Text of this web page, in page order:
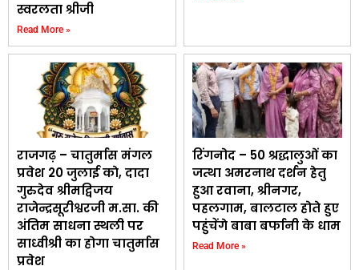
स्वरलता श्रीजी
Read More »
राजगढ़ – चातुर्मास मंगल
प्रवेश 20 जुलाई काे, दादा
गुरुदेव श्रीमद्विजय
राजेन्द्रसूरीश्वरजी म.सा. की
अंतिम साधना स्थली पर
साध्वीश्री का होगा चातुर्मास
प्रवेश
रिंगनोद – 50 श्रद्धालुओं का
जत्था अमरनाथ दर्शन हेतु
हुआ रवाना, श्रीनगर,
पहलगाम, बालटाल होते हुए
पहुंचेंगे बाबा बर्फानी के धाम
Read More »